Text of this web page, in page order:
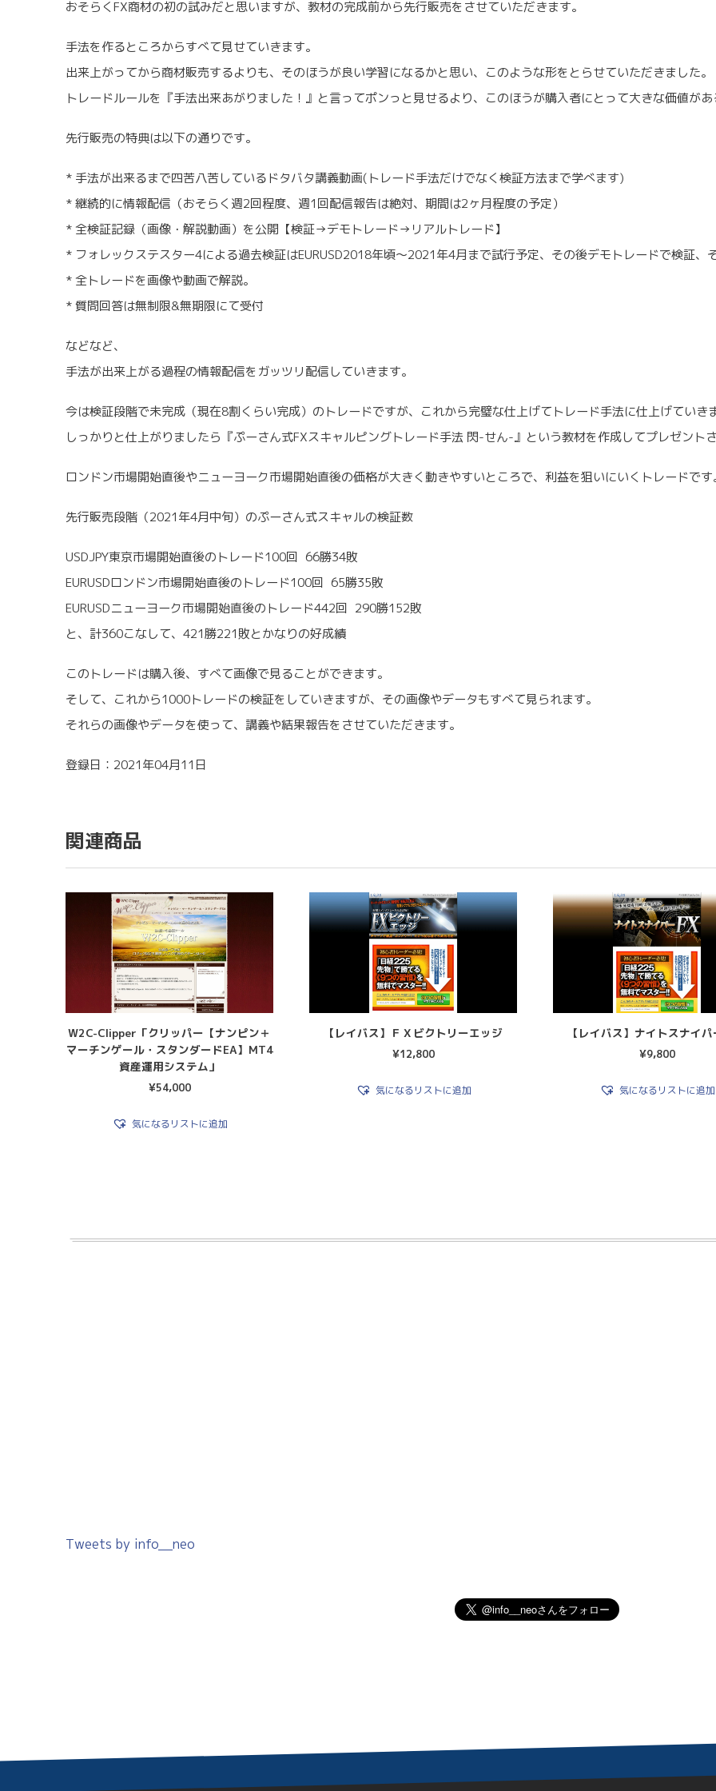
おそらくFX商材の初の試みだと思いますが、教材の完成前から先行販売をさせていただきます。
手法を作るところからすべて見せていきます。
出来上がってから商材販売するよりも、そのほうが良い学習になるかと思い、このような形をとらせていただきました。
トレードルールを『手法出来あがりました！』と言ってポンっと見せるより、このほうが購入者にとって大きな価値があ
先行販売の特典は以下の通りです。
* 手法が出来るまで四苦八苦しているドタバタ講義動画(トレード手法だけでなく検証方法まで学べます)
* 継続的に情報配信（おそらく週2回程度、週1回配信報告は絶対、期間は2ヶ月程度の予定）
* 全検証記録（画像・解説動画）を公開【検証→デモトレード→リアルトレード】
* フォレックステスター4による過去検証はEURUSD2018年頃〜2021年4月まで試行予定、その後デモトレードで検証、
* 全トレードを画像や動画で解説。
* 質問回答は無制限&無期限にて受付
などなど、
手法が出来上がる過程の情報配信をガッツリ配信していきます。
今は検証段階で未完成（現在8割くらい完成）のトレードですが、これから完璧な仕上げてトレード手法に仕上げていき
しっかりと仕上がりましたら『ぷーさん式FXスキャルピングトレード手法 閃-せん-』という教材を作成してプレゼント
ロンドン市場開始直後やニューヨーク市場開始直後の価格が大きく動きやすいところで、利益を狙いにいくトレードです
先行販売段階（2021年4月中旬）のぷーさん式スキャルの検証数
USDJPY東京市場開始直後のトレード100回 66勝34敗
EURUSDロンドン市場開始直後のトレード100回 65勝35敗
EURUSDニューヨーク市場開始直後のトレード442回 290勝152敗
と、計360こなして、421勝221敗とかなりの好成績
このトレードは購入後、すべて画像で見ることができます。
そして、これから1000トレードの検証をしていきますが、その画像やデータもすべて見られます。
それらの画像やデータを使って、講義や結果報告をさせていただきます。
登録日：2021年04月11日
関連商品
W2C-Clipper「クリッパー【ナンピン＋
マーチンゲール・スタンダードEA】MT4
資産運用システム」
¥54,000
気になるリストに追加
【レイバス】ＦＸビクトリーエッジ
¥12,800
気になるリストに追加
【レイバス】ナイトスナイパ
¥9,800
気になるリストに追加
Tweets by info__neo